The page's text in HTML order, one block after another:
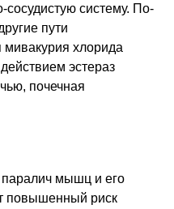
сосудистую систему. По-
пути
хлорида
эстераз
почечная
паралич мышц и его
повышенный риск